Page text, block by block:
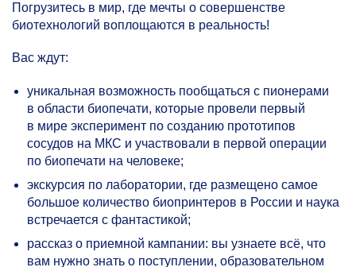
Погрузитесь в мир, где мечты о совершенстве
биотехнологий воплощаются в реальность!
Вас ждут:
уникальная возможность пообщаться с пионерами
в области биопечати, которые провели первый
в мире эксперимент по созданию прототипов
сосудов на МКС и участвовали в первой операции
по биопечати на человеке;
экскурсия по лаборатории, где размещено самое
большое количество биопринтеров в России и наука
встречается с фантастикой;
рассказ о приемной кампании: вы узнаете всё, что
вам нужно знать о поступлении, образовательном